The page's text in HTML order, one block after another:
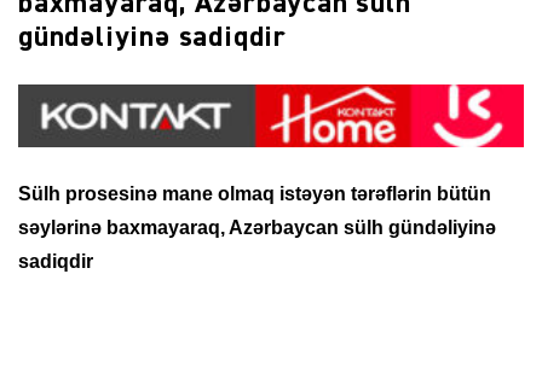
gündəliyinə sadiqdir
Sülh prosesinə mane olmaq istəyən tərəflərin bütün
səylərinə baxmayaraq, Azərbaycan sülh gündəliyinə
sadiqdir